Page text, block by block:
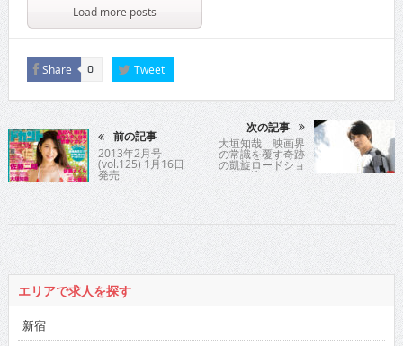
Load more posts
Share 0 Tweet
前の記事
2013年2月号
(vol.125) 1月16日
発売
次の記事
大垣知哉 映画界
の常識を覆す奇跡
の凱旋ロードショ
ー作に込められた
もの
エリアで求人を探す
新宿